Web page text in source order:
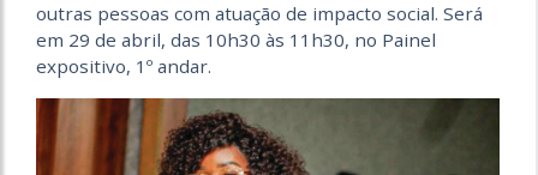
outras pessoas com atuação de impacto social. Será
em 29 de abril, das 10h30 às 11h30, no Painel
expositivo, 1º andar.